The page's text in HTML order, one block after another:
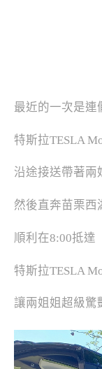
最近的一次是連
特斯拉TESLA
沿途接送帶著兩
然後直奔苗栗西
順利在8:00抵達
特斯拉TESLA
讓兩姐姐超級驚